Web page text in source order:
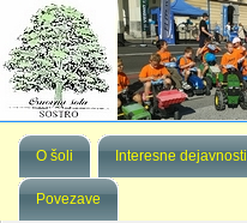
O šoli Interesne dejavnosti
Povezave